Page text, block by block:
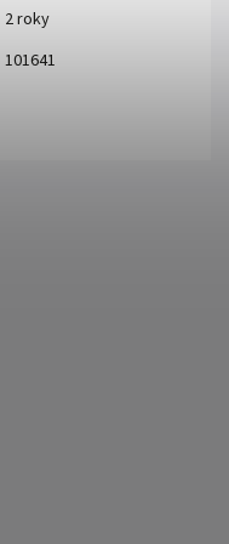
2 roky
101641